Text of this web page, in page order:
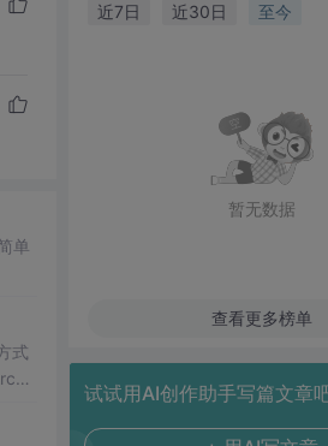
单
式
近7日 近30日 至今
暂无数据
查看更多榜单
试试用AI创作助手写篇文章